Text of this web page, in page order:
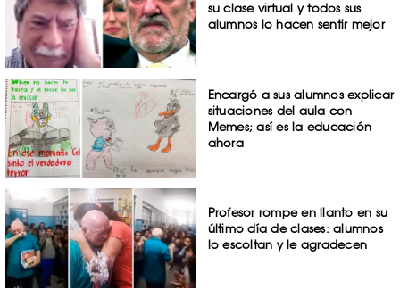
su clase virtual y todos sus
alumnos lo hacen sentir mejor
Encargó a sus alumnos explicar
situaciones del aula con
Memes; así es la educación
ahora
Profesor rompe en llanto en su
último día de clases: alumnos
lo escoltan y le agradecen